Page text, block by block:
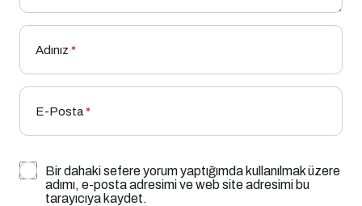
Adınız *
E-Posta*
Bir dahaki sefere yorum yaptığımda kullanılmak üzere
adımı, e-posta adresimi ve web site adresimi bu
tarayıcıya kaydet.